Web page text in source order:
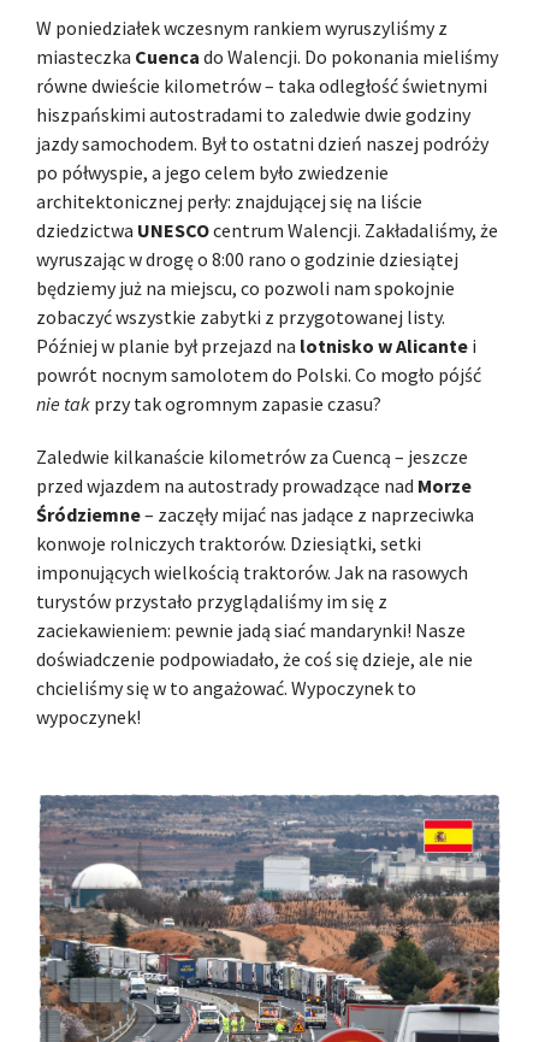
W poniedziałek wczesnym rankiem wyruszyliśmy z
miasteczka Cuenca do Walencji. Do pokonania mieliśmy
równe dwieście kilometrów – taka odległość świetnymi
hiszpańskimi autostradami to zaledwie dwie godziny
jazdy samochodem. Był to ostatni dzień naszej podróży
po półwyspie, a jego celem było zwiedzenie
architektonicznej perły: znajdującej się na liście
dziedzictwa UNESCOcentrum Walencji. Zakładaliśmy, że
wyruszając w drogę o 8:00 rano o godzinie dziesiątej
będziemy już na miejscu, co pozwoli nam spokojnie
zobaczyć wszystkie zabytki z przygotowanej listy.
Później w planie był przejazd na lotnisko w Alicante i
powrót nocnym samolotem do Polski. Co mogło pójść
nie tak przy tak ogromnym zapasie czasu?
Zaledwie kilkanaście kilometrów za Cuencą – jeszcze
przed wjazdem na autostrady prowadzące nad Morze
Śródziemne– zaczęły mijać nas jadące z naprzeciwka
konwoje rolniczych traktorów. Dziesiątki, setki
imponujących wielkością traktorów. Jak na rasowych
turystów przystało przyglądaliśmy im się z
zaciekawieniem: pewnie jadą siać mandarynki! Nasze
doświadczenie podpowiadało, że coś się dzieje, ale nie
chcieliśmy się w to angażować. Wypoczynek to
wypoczynek!